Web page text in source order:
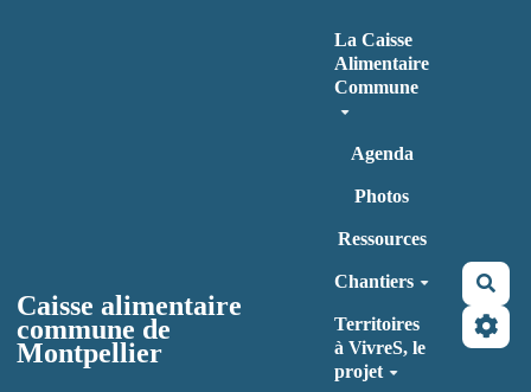
Caisse alimentaire
commune de
Montpellier
La Caisse
Alimentaire
Commune
Agenda
Photos
Ressources
Chantiers
Territoires
à VivreS, le
projet